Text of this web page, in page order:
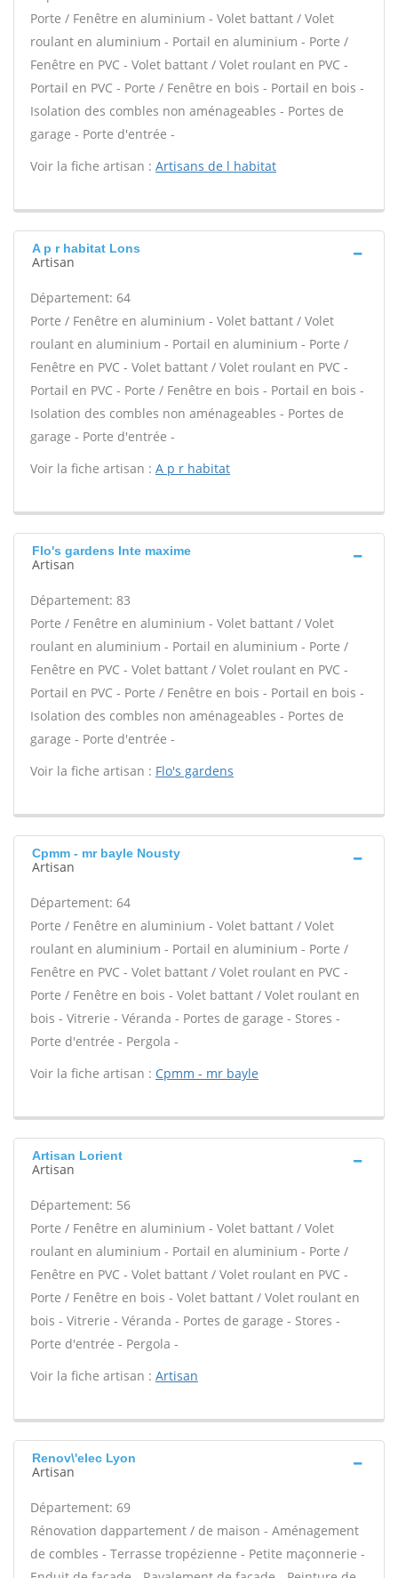
Porte / Fenêtre en aluminium - Volet battant / Volet
roulant en aluminium - Portail en aluminium - Porte /
Fenêtre en PVC - Volet battant / Volet roulant en PVC -
Portail en PVC - Porte / Fenêtre en bois - Portail en bois -
Isolation des combles non aménageables - Portes de
garage - Porte d'entrée -
Voir la fiche artisan : Artisans de l habitat
A p r habitat Lons
Artisan
Département: 64
Porte / Fenêtre en aluminium - Volet battant / Volet
roulant en aluminium - Portail en aluminium - Porte /
Fenêtre en PVC - Volet battant / Volet roulant en PVC -
Portail en PVC - Porte / Fenêtre en bois - Portail en bois -
Isolation des combles non aménageables - Portes de
garage - Porte d'entrée -
Voir la fiche artisan : A p r habitat
Flo's gardens Inte maxime
Artisan
Département: 83
Porte / Fenêtre en aluminium - Volet battant / Volet
roulant en aluminium - Portail en aluminium - Porte /
Fenêtre en PVC - Volet battant / Volet roulant en PVC -
Portail en PVC - Porte / Fenêtre en bois - Portail en bois -
Isolation des combles non aménageables - Portes de
garage - Porte d'entrée -
Voir la fiche artisan : Flo's gardens
Cpmm - mr bayle Nousty
Artisan
Département: 64
Porte / Fenêtre en aluminium - Volet battant / Volet
roulant en aluminium - Portail en aluminium - Porte /
Fenêtre en PVC - Volet battant / Volet roulant en PVC -
Porte / Fenêtre en bois - Volet battant / Volet roulant en
bois - Vitrerie - Véranda - Portes de garage - Stores -
Porte d'entrée - Pergola -
Voir la fiche artisan : Cpmm - mr bayle
Artisan Lorient
Artisan
Département: 56
Porte / Fenêtre en aluminium - Volet battant / Volet
roulant en aluminium - Portail en aluminium - Porte /
Fenêtre en PVC - Volet battant / Volet roulant en PVC -
Porte / Fenêtre en bois - Volet battant / Volet roulant en
bois - Vitrerie - Véranda - Portes de garage - Stores -
Porte d'entrée - Pergola -
Voir la fiche artisan : Artisan
Renov\'elec Lyon
Artisan
Département: 69
Rénovation dappartement / de maison - Aménagement
de combles - Terrasse tropézienne - Petite maçonnerie -